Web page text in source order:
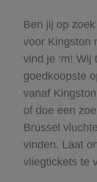
Ben jij op
voor Kingston
vind je ‘m!
goedkoopste
vanaf
of doe een
Brussel
vinden. Laat
vliegtickets te